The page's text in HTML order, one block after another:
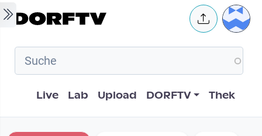
Skip to main content User
Hauptnavigation
Live Lab Upload DORFTV Thek